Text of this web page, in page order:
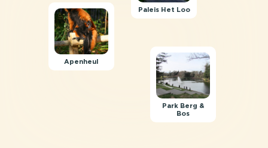
Paleis Het Loo
Apenheul
Park Berg &
Bos